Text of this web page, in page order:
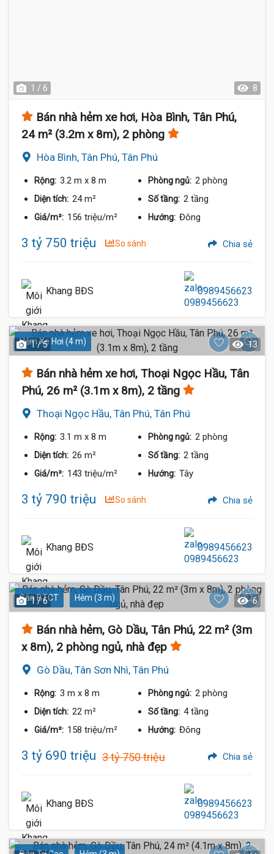
1 / 6 8
Bán nhà hẻm xe hơi, Hòa Bình, Tân Phú,
24 m² (3.2m x 8m), 2 phòng
Hòa Bình, Tân Phú, Tân Phú
Rộng: 3.2 m x 8 m Phòng ngủ: 2 phòng
Diện tích: 24 m² Số tầng: 2 tầng
Giá/m²: 156 triệu/m² Hướng: Đông
3 tỷ 750 triệu So sánh Chia sẻ
Khang BĐS 0989456623
Hẻm Xe Hơi (4 m)
1 / 5 13
Bán nhà hẻm xe hơi, Thoại Ngọc Hầu, Tân
Phú, 26 m² (3.1m x 8m), 2 tầng
Thoại Ngọc Hầu, Tân Phú, Tân Phú
Rộng: 3.1 m x 8 m Phòng ngủ: 2 phòng
Diện tích: 26 m² Số tầng: 2 tầng
Giá/m²: 143 triệu/m² Hướng: Tây
3 tỷ 790 triệu So sánh Chia sẻ
Khang BĐS 0989456623
Sàn BTCT Hẻm (3 m)
1 / 6 6
Bán nhà hẻm, Gò Dầu, Tân Phú, 22 m² (3m
x 8m), 2 phòng ngủ, nhà đẹp
Gò Dầu, Tân Sơn Nhì, Tân Phú
Rộng: 3 m x 8 m Phòng ngủ: 2 phòng
Diện tích: 22 m² Số tầng: 4 tầng
Giá/m²: 158 triệu/m² Hướng: Đông
3 tỷ 690 triệu 3 tỷ 750 triệu Chia sẻ
Khang BĐS 0989456623